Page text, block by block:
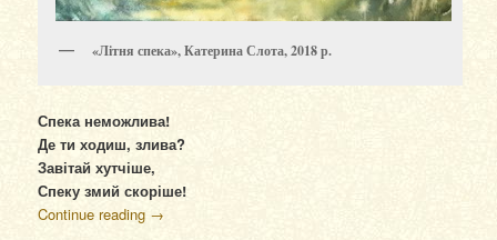
«Літня спека», Катерина Слота, 2018 р.
Спека неможлива!
Де ти ходиш, злива?
Завітай хутчіше,
Спеку змий скоріше!
Continue reading →